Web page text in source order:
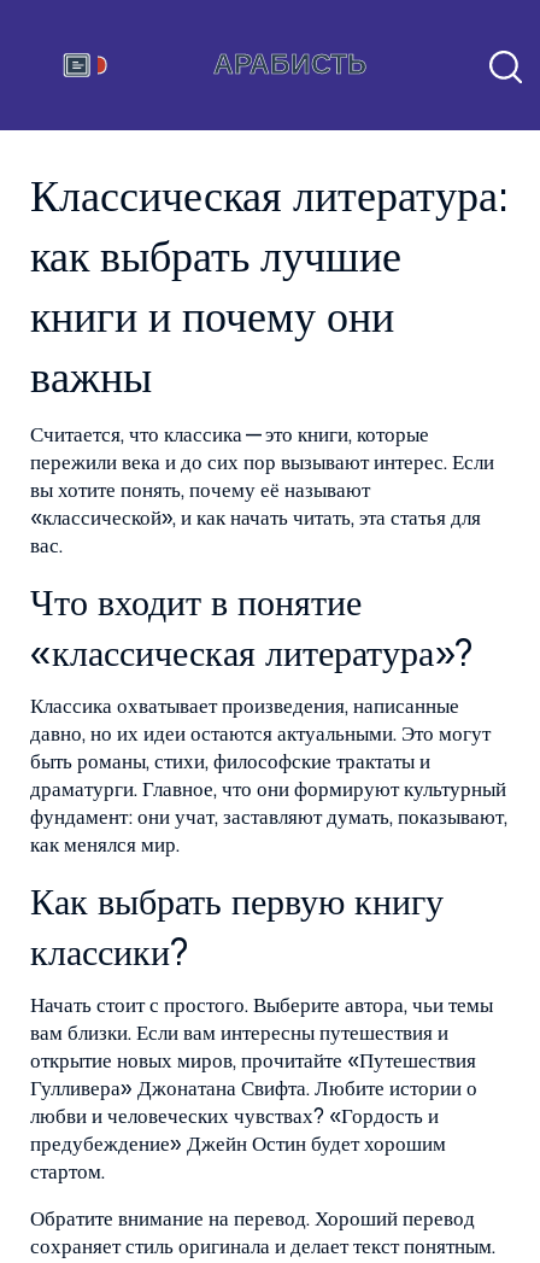
Классическая литература:
как выбрать лучшие
книги и почему они
важны
Считается, что классика — это книги, которые
пережили века и до сих пор вызывают интерес. Если
вы хотите понять, почему её называют
«классической», и как начать читать, эта статья для
вас.
Что входит в понятие
«классическая литература»?
Классика охватывает произведения, написанные
давно, но их идеи остаются актуальными. Это могут
быть романы, стихи, философские трактаты и
драматурги. Главное, что они формируют культурный
фундамент: они учат, заставляют думать, показывают,
как менялся мир.
Как выбрать первую книгу
классики?
Начать стоит с простого. Выберите автора, чьи темы
вам близки. Если вам интересны путешествия и
открытие новых миров, прочитайте «Путешествия
Гулливера» Джонатана Свифта. Любите истории о
любви и человеческих чувствах? «Гордость и
предубеждение» Джейн Остин будет хорошим
стартом.
Обратите внимание на перевод. Хороший перевод
сохраняет стиль оригинала и делает текст понятным.